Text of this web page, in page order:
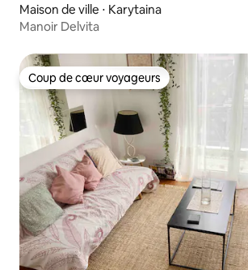
Maison de ville ⋅ Karytaina
Manoir Delvita
Coup de cœur voyageurs
Coup de cœur voyageurs